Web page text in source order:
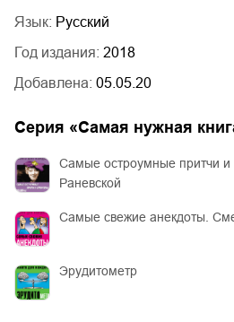
Язык: Русский
Год издания: 2018
Добавлена: 05.05.20
Серия «Самая нужная
Самые остроумные притчи
Раневской
Самые свежие анекдоты.
Эрудитометр